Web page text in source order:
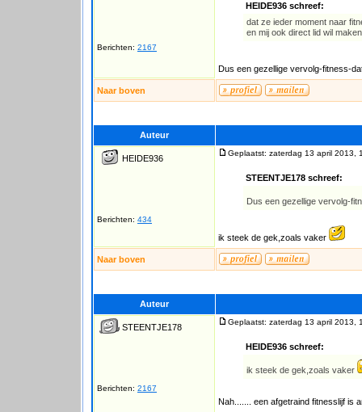
Berichten: 2167
HEIDE936 schreef:
dat ze ieder moment naar
en mij ook direct lid wil
Dus een gezellige vervolg-fitness-
Naar boven
Auteur
HEIDE936
Berichten: 434
Geplaatst: zaterdag 13 april 2013,
STEENTJE178 schreef:
Dus een gezellige vervolg-
ik steek de gek,zoals vaker
Naar boven
Auteur
STEENTJE178
Berichten: 2167
Geplaatst: zaterdag 13 april 2013,
HEIDE936 schreef:
ik steek de gek,zoals vaker
Nah....... een afgetraind fitnesslijf is